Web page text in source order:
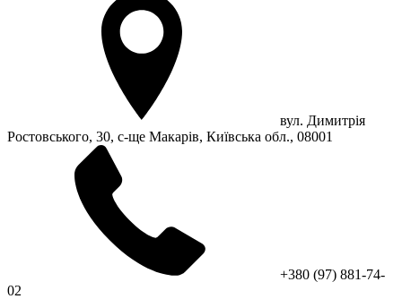
вул. Димитрія
Ростовського, 30, с-ще Макарів, Київська обл., 08001
+380 (97) 881-74-
02